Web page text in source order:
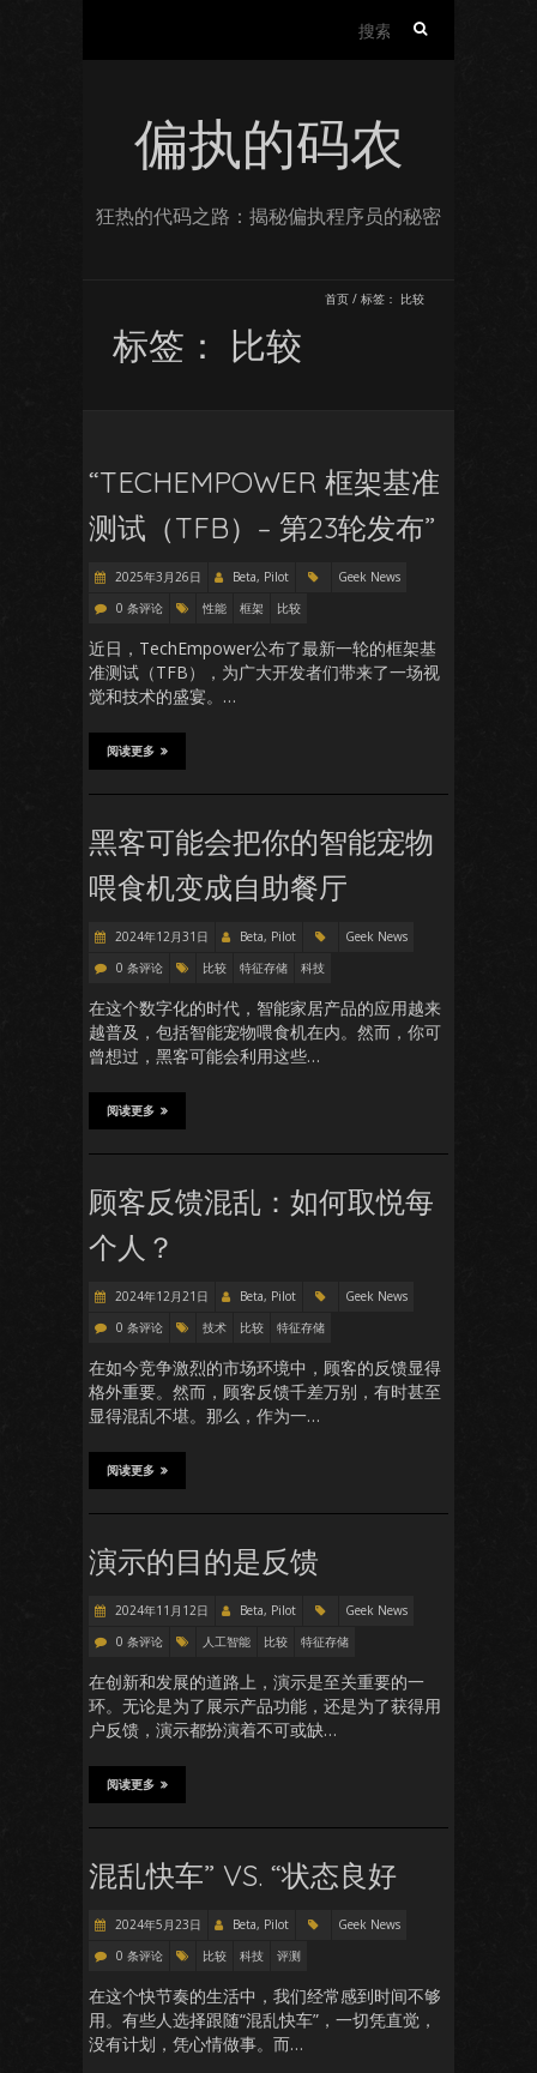
偏执的码农
狂热的代码之路：揭秘偏执程序员的秘密
首页 / 标签： 比较
标签： 比较
“TECHEMPOWER 框架基准
测试（TFB）– 第23轮发布”
2025年3月26日 Beta, Pilot
Geek News
0 条评论
性能 框架 比较
近日，TechEmpower公布了最新一轮的框架基
准测试（TFB），为广大开发者们带来了一场视
觉和技术的盛宴。…
阅读更多
黑客可能会把你的智能宠物
喂食机变成自助餐厅
2024年12月31日 Beta, Pilot
Geek News
0 条评论
比较 特征存储 科技
在这个数字化的时代，智能家居产品的应用越来
越普及，包括智能宠物喂食机在内。然而，你可
曾想过，黑客可能会利用这些…
阅读更多
顾客反馈混乱：如何取悦每
个人？
2024年12月21日 Beta, Pilot
Geek News
0 条评论
技术 比较 特征存储
在如今竞争激烈的市场环境中，顾客的反馈显得
格外重要。然而，顾客反馈千差万别，有时甚至
显得混乱不堪。那么，作为一…
阅读更多
演示的目的是反馈
2024年11月12日 Beta, Pilot
Geek News
0 条评论
人工智能 比较 特征存储
在创新和发展的道路上，演示是至关重要的一
环。无论是为了展示产品功能，还是为了获得用
户反馈，演示都扮演着不可或缺…
阅读更多
混乱快车” VS. “状态良好
2024年5月23日 Beta, Pilot
Geek News
0 条评论
比较 科技 评测
在这个快节奏的生活中，我们经常感到时间不够
用。有些人选择跟随“混乱快车”，一切凭直觉，
没有计划，凭心情做事。而…